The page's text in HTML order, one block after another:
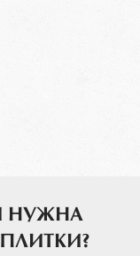
НУЖНА